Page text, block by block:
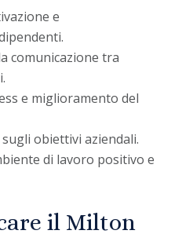
e
comunicazione tra
e miglioramento del
obiettivi aziendali.
di lavoro positivo e
il Milton